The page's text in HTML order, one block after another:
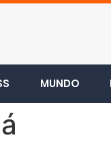
MUNDO